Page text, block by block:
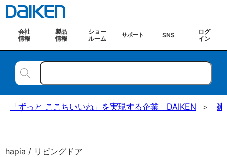
会社
情報
製品
情報
ショー
ルーム
サポート SNS
ログ
イン
「ずっと ここちいいね」を実現する企業 DAIKEN 建
hapia / リビングドア